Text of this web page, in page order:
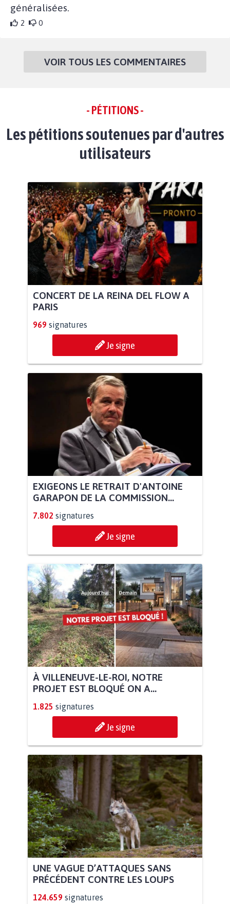
généralisées.
2 0
VOIR TOUS LES COMMENTAIRES
- PÉTITIONS -
Les pétitions soutenues par d'autres
utilisateurs
CONCERT DE LA REINA DEL FLOW A
PARIS
969 signatures
Je signe
EXIGEONS LE RETRAIT D'ANTOINE
GARAPON DE LA COMMISSION...
7.802 signatures
Je signe
À VILLENEUVE-LE-ROI, NOTRE
PROJET EST BLOQUÉ ON A...
1.825 signatures
Je signe
UNE VAGUE D’ATTAQUES SANS
PRÉCÉDENT CONTRE LES LOUPS
124.659 signatures